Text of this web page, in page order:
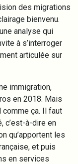
des migrations
bienvenu.
analyse qui
à s’interroger
articulée sur
immigration,
en 2018. Mais
ça. Il faut
c’est-à-dire en
qu’apportent les
et puis
en services